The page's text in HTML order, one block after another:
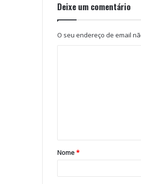
Deixe um comentário
O seu endereço de email
Nome*